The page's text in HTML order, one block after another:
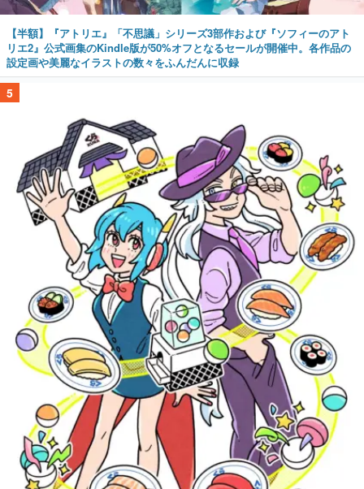
【半額】『アトリエ』「不思議」シリーズ3部作および『ソフィーのアト
リエ2』公式画集のKindle版が50%オフとなるセールが開催中。各作品の
設定画や美麗なイラストの数々をふんだんに収録
5